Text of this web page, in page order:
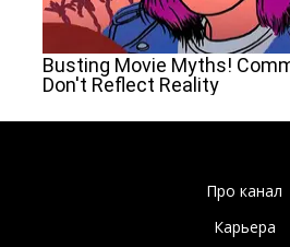
Про канал
Карьера